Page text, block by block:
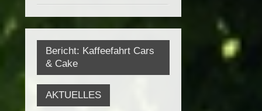
Bericht: Kaffeefahrt Cars
& Cake
AKTUELLES